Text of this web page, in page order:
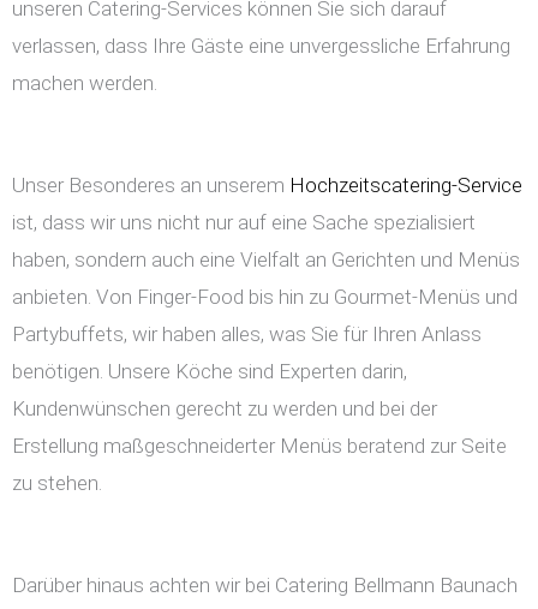
unseren Catering-Services können Sie sich darauf
verlassen, dass Ihre Gäste eine unvergessliche Erfahrung
machen werden.
Unser Besonderes an unserem Hochzeitscatering-Service
ist, dass wir uns nicht nur auf eine Sache spezialisiert
haben, sondern auch eine Vielfalt an Gerichten und Menüs
anbieten. Von Finger-Food bis hin zu Gourmet-Menüs und
Partybuffets, wir haben alles, was Sie für Ihren Anlass
benötigen. Unsere Köche sind Experten darin,
Kundenwünschen gerecht zu werden und bei der
Erstellung maßgeschneiderter Menüs beratend zur Seite
zu stehen.
Darüber hinaus achten wir bei Catering Bellmann Baunach